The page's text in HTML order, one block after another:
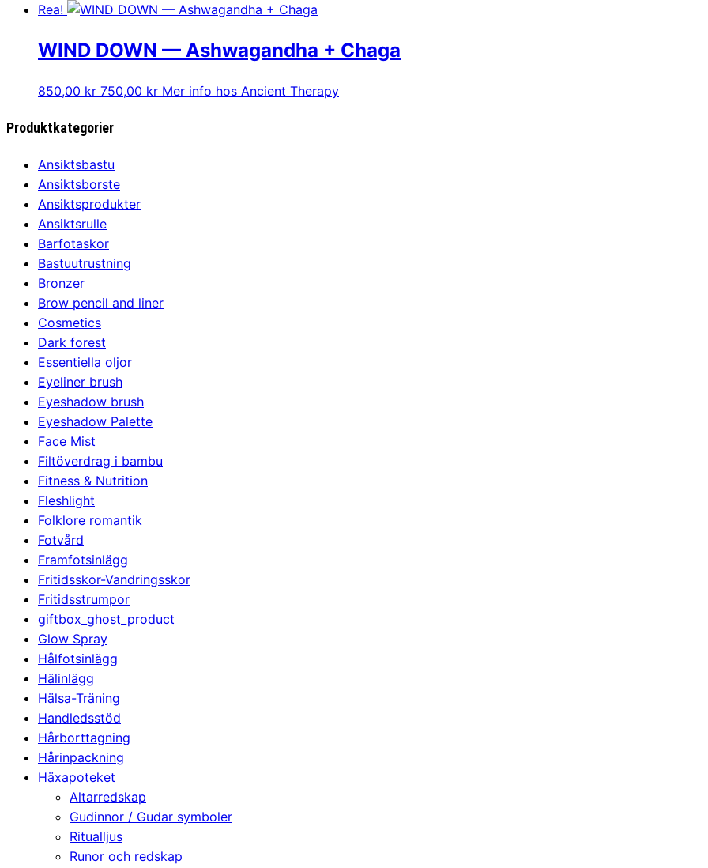
Rea!
WIND DOWN — Ashwagandha + Chaga
850,00kr Det
priset
850,00 kr.
750,00 krDet
Mer info hos Ancient Therapy
Produktkategorier
Ansiktsbastu
Ansiktsborste
Ansiktsprodukter
Ansiktsrulle
Barfotaskor
Bastuutrustning
Bronzer
Brow pencil and liner
Cosmetics
Dark forest
Essentiella oljor
Eyeliner brush
Eyeshadow brush
Eyeshadow Palette
Face Mist
Filtöverdrag i bambu
Fitness & Nutrition
Fleshlight
Folklore romantik
Fotvård
Framfotsinlägg
Fritidsskor-Vandringsskor
Fritidsstrumpor
giftbox_ghost_product
Glow Spray
Hålfotsinlägg
Hälinlägg
Hälsa-Träning
Handledsstöd
Hårborttagning
Hårinpackning
Häxapoteket
Altarredskap
Gudinnor / Gudar symboler
Ritualljus
Runor och redskap